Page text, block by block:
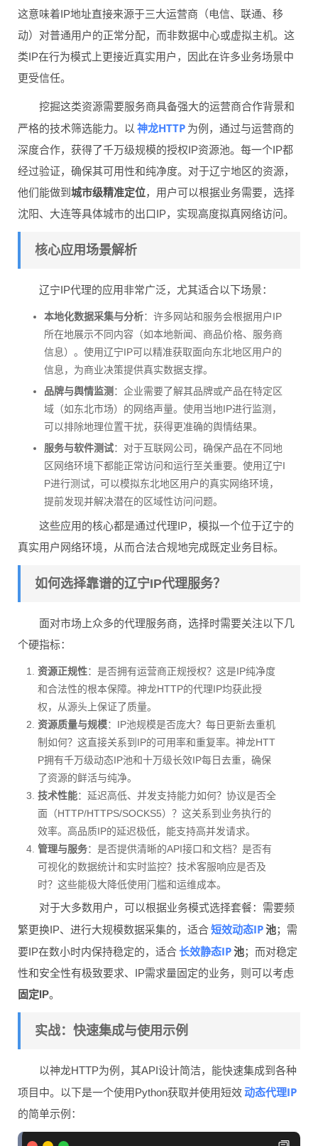
这意味着IP地址直接来源于三大运营商（电信、联通、移
动）对普通用户的正常分配，而非数据中心或虚拟主机。这
类IP在行为模式上更接近真实用户，因此在许多业务场景中
更受信任。
挖掘这类资源需要服务商具备强大的运营商合作背景和
严格的技术筛选能力。以 神龙HTTP 为例，通过与运营商的
深度合作，获得了千万级规模的授权IP资源池。每一个IP都
经过验证，确保其可用性和纯净度。对于辽宁地区的资源，
他们能做到 城市级精准定位，用户可以根据业务需要，选择
沈阳、大连等具体城市的出口IP，实现高度拟真网络访问。
核心应用场景解析
辽宁IP代理的应用非常广泛，尤其适合以下场景：
本地化数据采集与分析：许多网站和服务会根据用户IP
所在地展示不同内容（如本地新闻、商品价格、服务商
信息）。使用辽宁IP可以精准获取面向东北地区用户的
信息，为商业决策提供真实数据支撑。
品牌与舆情监测 ：企业需要了解其品牌或产品在特定区
域（如东北市场）的网络声量。使用当地IP进行监测，
可以排除地理位置干扰，获得更准确的舆情结果。
服务与软件测试：对于互联网公司，确保产品在不同地
区网络环境下都能正常访问和运行至关重要。使用辽宁I
P进行测试，可以模拟东北地区用户的真实网络环境，
提前发现并解决潜在的区域性访问问题。
这些应用的核心都是通过代理IP，模拟一个位于辽宁的
真实用户网络环境，从而合法合规地完成既定业务目标。
如何选择靠谱的辽宁IP代理服务？
面对市场上众多的代理服务商，选择时需要关注以下几
个硬指标：
资源正规性：是否拥有运营商正规授权？这是IP纯净度
和合法性的根本保障。神龙HTTP的代理IP均获此授
权，从源头上保证了质量。
资源质量与规模：IP池规模是否庞大？每日更新去重机
制如何？这直接关系到IP的可用率和重复率。神龙HTT
P拥有千万级动态IP池和十万级长效IP每日去重，确保
了资源的鲜活与纯净。
技术性能：延迟高低、并发支持能力如何？协议是否全
面（HTTP/HTTPS/SOCKS5）？这关系到业务执行的
效率。高品质IP的延迟极低，能支持高并发请求。
管理与服务：是否提供清晰的API接口和文档？是否有
可视化的数据统计和实时监控？技术客服响应是否及
时？这些能极大降低使用门槛和运维成本。
对于大多数用户，可以根据业务模式选择套餐：需要频
繁更换IP、进行大规模数据采集的，适合短效动态IP池；需
要IP在数小时内保持稳定的，适合长效静态IP池；而对稳定
性和安全性有极致要求、IP需求量固定的业务，则可以考虑
固定IP。
实战：快速集成与使用示例
以神龙HTTP为例，其API设计简洁，能快速集成到各种
项目中。以下是一个使用Python获取并使用短效动态代理IP
的简单示例：